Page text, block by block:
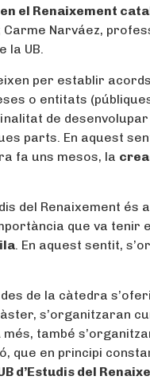
el Renaixement
Narváez,
la UB.
per establir
o entitats
de
parts. En aquest
fa uns mesos, la
del Renaixement és
que va tenir
. En aquest sentit,
des de la càtedra
s’organitzaran
també
que en principi
d’Estudis del